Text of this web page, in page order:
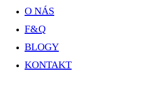
O NÁS
F&Q
BLOGY
KONTAKT